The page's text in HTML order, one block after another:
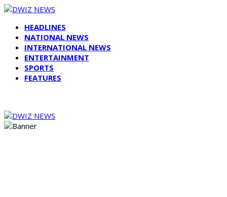
HEADLINES
NATIONAL NEWS
INTERNATIONAL NEWS
ENTERTAINMENT
SPORTS
FEATURES